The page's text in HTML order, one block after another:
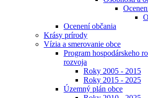
Ocenení občania
Krásy prírody
Vízia a smerovanie obce
Program hospodárskeho
rozvoja
Roky 2005 - 2015
Roky 2015 - 2025
Územný plán obce